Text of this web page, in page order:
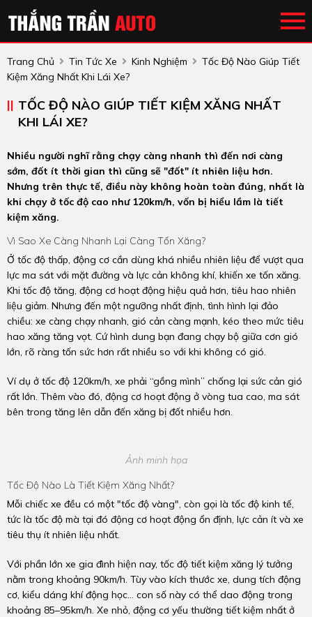
Trang Chủ Tin Tức Xe Kinh Nghiệm
Tốc Độ Nào Giúp Tiết
Kiệm Xăng Nhất Khi Lái Xe?
TỐC ĐỘ NÀO GIÚP TIẾT KIỆM XĂNG NHẤT
KHI LÁI XE?
Nhiều người nghĩ rằng chạy càng nhanh thì đến nơi càng
sớm, đốt ít thời gian thì cũng sẽ "đốt" ít nhiên liệu hơn.
Nhưng trên thực tế, điều này không hoàn toàn đúng, nhất là
khi chạy ở tốc độ cao như 120km/h, vốn bị hiểu lầm là tiết
kiệm xăng.
Vì Sao Xe Càng Nhanh Lại Càng Tốn Xăng?
Ở tốc độ thấp, động cơ cần dùng khá nhiều nhiên liệu để vượt qua
lực ma sát với mặt đường và lực cản không khí, khiến xe tốn xăng.
Khi tốc độ tăng, động cơ hoạt động hiệu quả hơn, tiêu hao nhiên
liệu giảm. Nhưng đến một ngưỡng nhất định, tình hình lại đảo
chiều: xe càng chạy nhanh, gió cản càng mạnh, kéo theo mức tiêu
hao xăng tăng vọt. Cứ hình dung bạn đang chạy bộ giữa cơn gió
lớn, rõ ràng tốn sức hơn rất nhiều so với khi không có gió.
Ví dụ ở tốc độ 120km/h, xe phải “gồng mình” chống lại sức cản gió
rất lớn. Thêm vào đó, động cơ hoạt động ở vòng tua cao, ma sát
bên trong tăng lên dẫn đến xăng bị đốt nhiều hơn.
Ảnh minh họa
Tốc Độ Nào Là Tiết Kiệm Xăng Nhất?
Mỗi chiếc xe đều có một "tốc độ vàng", còn gọi là tốc độ kinh tế,
tức là tốc độ mà tại đó động cơ hoạt động ổn định, lực cản ít và xe
tiêu thụ ít nhiên liệu nhất.
Với phần lớn xe gia đình hiện nay, tốc độ tiết kiệm xăng lý tưởng
nằm trong khoảng 90km/h. Tùy vào kích thước xe, dung tích động
cơ, kiểu dáng khí động học… con số này có thể dao động trong
khoảng 85–95km/h. Xe nhỏ, động cơ yếu thường tiết kiệm nhất ở